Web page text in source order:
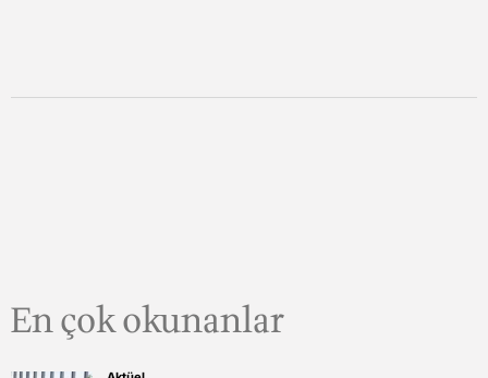
En çok okunanlar